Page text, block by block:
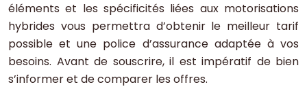
éléments et les spécificités liées aux motorisations
hybrides vous permettra d’obtenir le meilleur tarif
possible et une police d’assurance adaptée à vos
besoins. Avant de souscrire, il est impératif de bien
s’informer et de comparer les offres.